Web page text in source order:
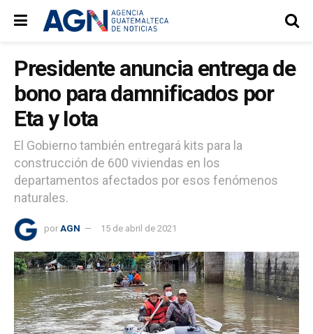
Presidente anuncia entrega de
bono para damnificados por
Eta y Iota
El Gobierno también entregará kits para la
construcción de 600 viviendas en los
departamentos afectados por esos fenómenos
naturales.
por AGN 15 de abril de 2021